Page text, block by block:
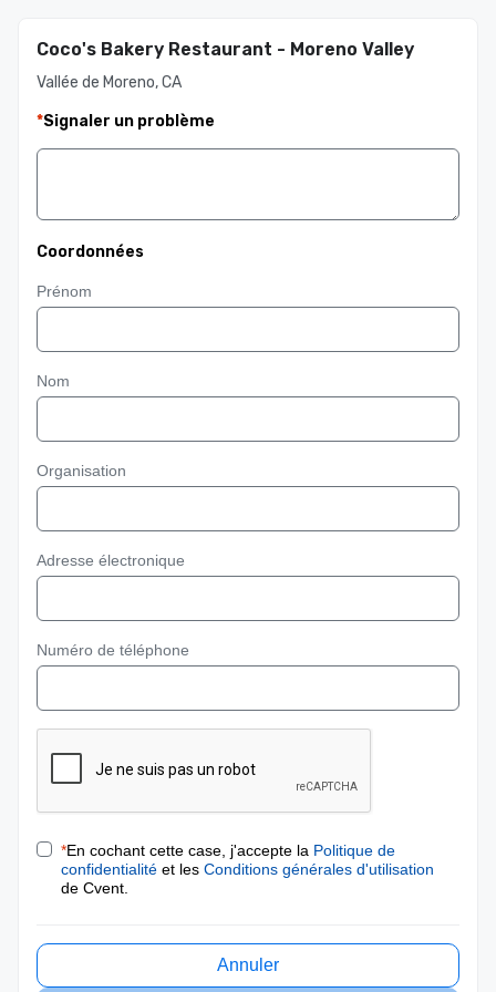
Coco's Bakery Restaurant - Moreno Valley
Vallée de Moreno, CA
*Signaler un problème
Coordonnées
Prénom
Nom
Organisation
Adresse électronique
Numéro de téléphone
*En cochant cette case, j'accepte la Politique de
confidentialité et les Conditions générales d'utilisation
de Cvent.
Annuler